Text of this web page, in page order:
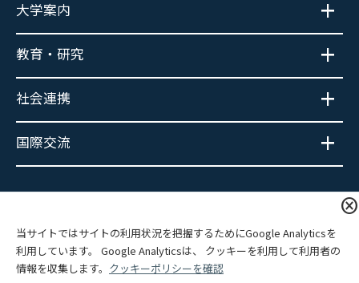
cancel
当サイトではサイトの利用状況を把握するためにGoogle Analyticsを
利用しています。 Google Analyticsは、 クッキーを利用して利用者の
情報を収集します。 クッキーポリシーを確認
大学案内
教育・研究
社会連携
国際交流
プライバシーポリシー